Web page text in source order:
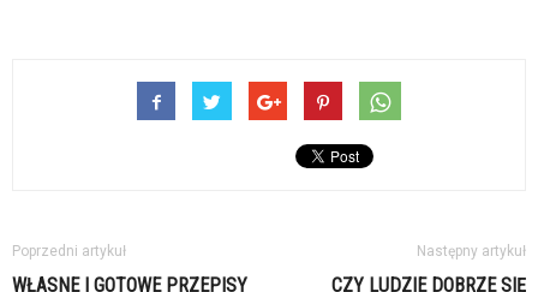
Poprzedni artykuł
WŁASNE I GOTOWE PRZEPISY
Następny artykuł
CZY LUDZIE DOBRZE SIĘ